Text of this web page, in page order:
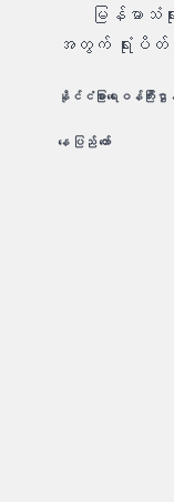
မြန်မာသံ
အတွက် ရုံးပိတ်ရ
နိုင်ငံခြားရေးဝန်ကြီးဌ
နေ ပြည် တော်